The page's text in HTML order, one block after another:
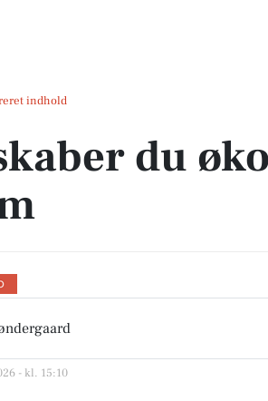
indhold
råderum
du
- kl. 15:10